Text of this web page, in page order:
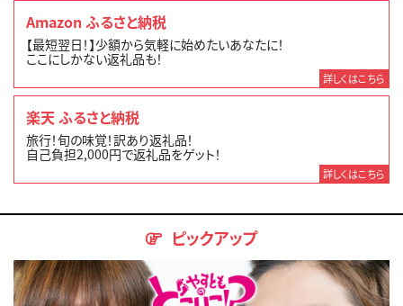
Amazon ふるさと納税
【最短翌日！】少額から気軽に始めたいあなたに！
ここにしかない返礼品も！
詳しくはこちら
楽天 ふるさと納税
旅行！旬の味覚！訳あり返礼品！
自己負担2,000円で返礼品をゲット！
詳しくはこちら
ピックアップ